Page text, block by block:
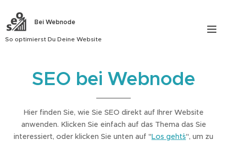
Bei Webnode
So optimierst Du Deine Website
SEO bei Webnode
Hier finden Sie, wie Sie SEO direkt auf Ihrer Website
anwenden. Klicken Sie einfach auf das Thema das Sie
interessiert, oder klicken Sie unten auf "Los geht´s", um zu